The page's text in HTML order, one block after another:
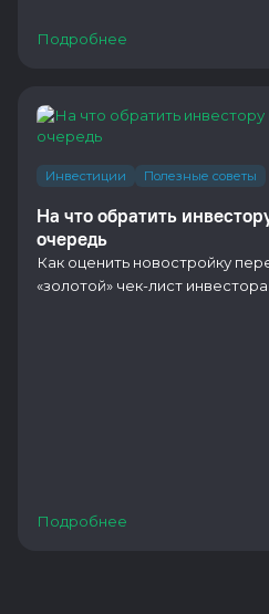
Подробнее
Инвестиции Полезные советы
На что обратить
очередь
Как оценить новостройку
«золотой» чек-лист инвестора
Подробнее